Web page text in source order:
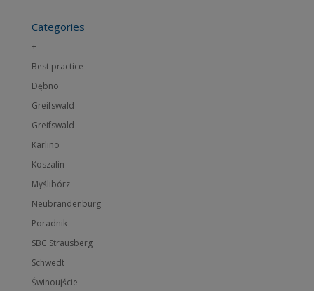
Categories
+
Best practice
Dębno
Greifswald
Greifswald
Karlino
Koszalin
Myślibórz
Neubrandenburg
Poradnik
SBC Strausberg
Schwedt
Świnoujście